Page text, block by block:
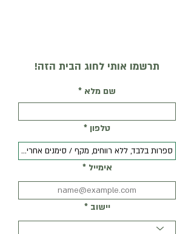
תרשמו אותי לחוג הבית הזה!
שם מלא
טלפון
אימייל
יישוב